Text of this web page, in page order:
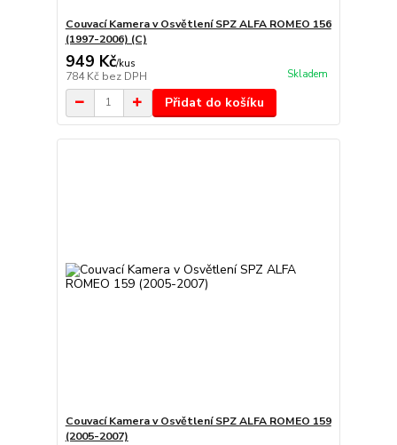
Couvací Kamera v Osvětlení SPZ ALFA ROMEO 156
(1997-2006) (C)
949 Kč/kus
784 Kč bez DPH Skladem
Přidat do košíku
Couvací Kamera v Osvětlení SPZ ALFA ROMEO 159
(2005-2007)